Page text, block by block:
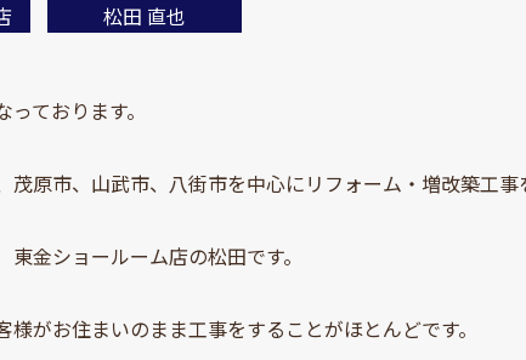
松田 直也
ております。
茂原市、山武市、八街市を中心にリフォーム・増改築工事
金ショールーム店の松田です。
様がお住まいのまま工事をすることがほとんどです。